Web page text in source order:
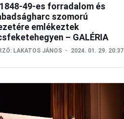
49-es forradalom és
szomorú
emlékeztek
– GALÉRIA
LAKATOS JÁNOS 2024. 01. 29. 20:37